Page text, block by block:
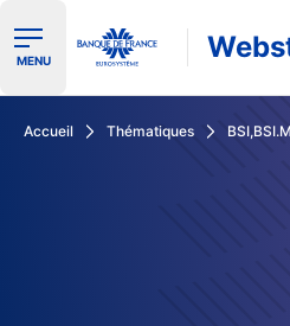
Ouvrir le menu de navigation
MENU
Accueil Thématiques